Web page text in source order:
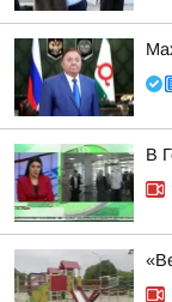
В